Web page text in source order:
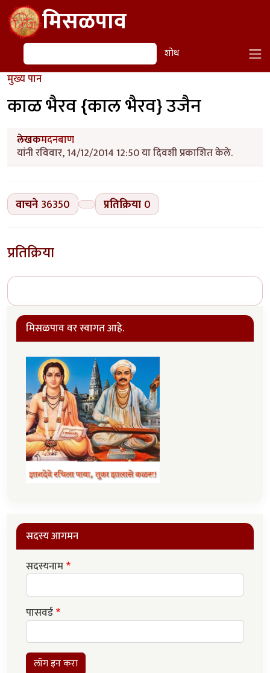
Skip to main contentमिसळपाव
शोध शोध
मुख्य पान
काळ भैरव {काल भैरव} उजैन
लेखकमदनबाण
यांनी रविवार, 14/12/2014 12:50 या दिवशी प्रकाशित केले.
वाचने 36350 प्रतिक्रिया 0
प्रतिक्रिया
मिसळपाव वर स्वागत आहे.
सदस्य आगमन
सदस्यनाम
पासवर्ड
लॉग इन करा